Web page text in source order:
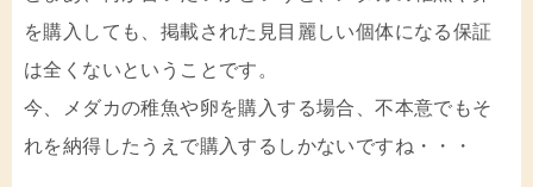
を購入しても、掲載された見目麗しい個体になる保証
は全くないということです。
今、メダカの稚魚や卵を購入する場合、不本意でもそ
れを納得したうえで購入するしかないですね・・・